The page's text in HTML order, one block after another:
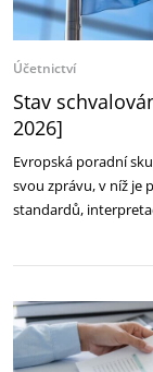
Účetnictví
Stav
2026]
Evropská poradní
svou zprávu, v níž je
standardů,